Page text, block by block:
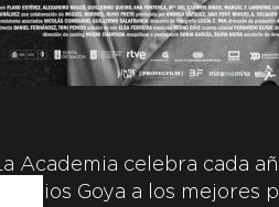
La Academia celebra cada
Premios Goya a los